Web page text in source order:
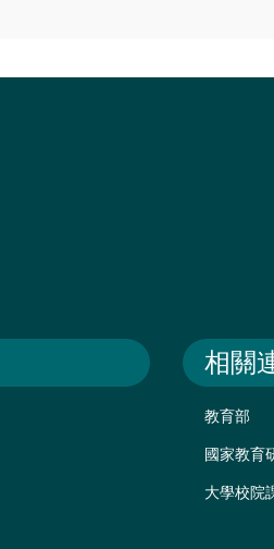
相關
教育部
國家教育
大學校院